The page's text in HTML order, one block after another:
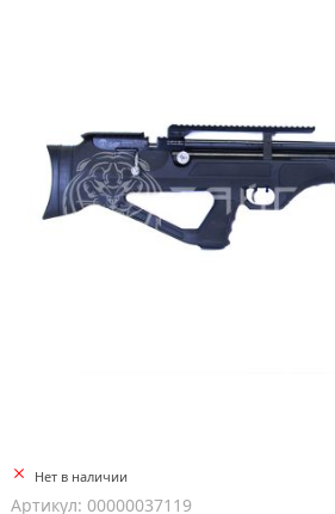
Нет в наличии
Артикул: 00000037119